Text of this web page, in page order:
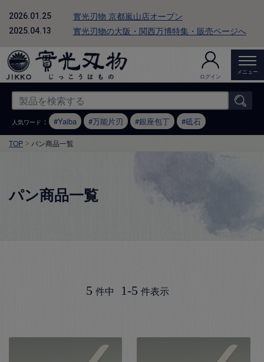
2026.01.25 實光刃物 京都嵐山店オープン
2025.04.13 實光刃物の大阪・関西万博特集・販売ページへ
ログイン
メニュー
人気ワード ： Yaiba 万能片刃 銀座包丁 砥石
TOP パン商品一覧
パン商品一覧
5 件中 1-5 件表示